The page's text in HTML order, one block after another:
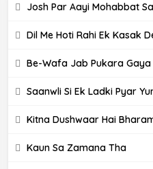
Josh Par Aayi Mohabbat
Dil Me Hoti Rahi Ek Kasak
Be-Wafa Jab Pukara Gaya
Saanwli Si Ek Ladki Pyar
Kitna Dushwaar Hai
Kaun Sa Zamana Tha